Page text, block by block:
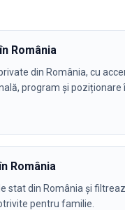
România
din România, cu
program și poziționare
România
stat din România și
pentru familie.